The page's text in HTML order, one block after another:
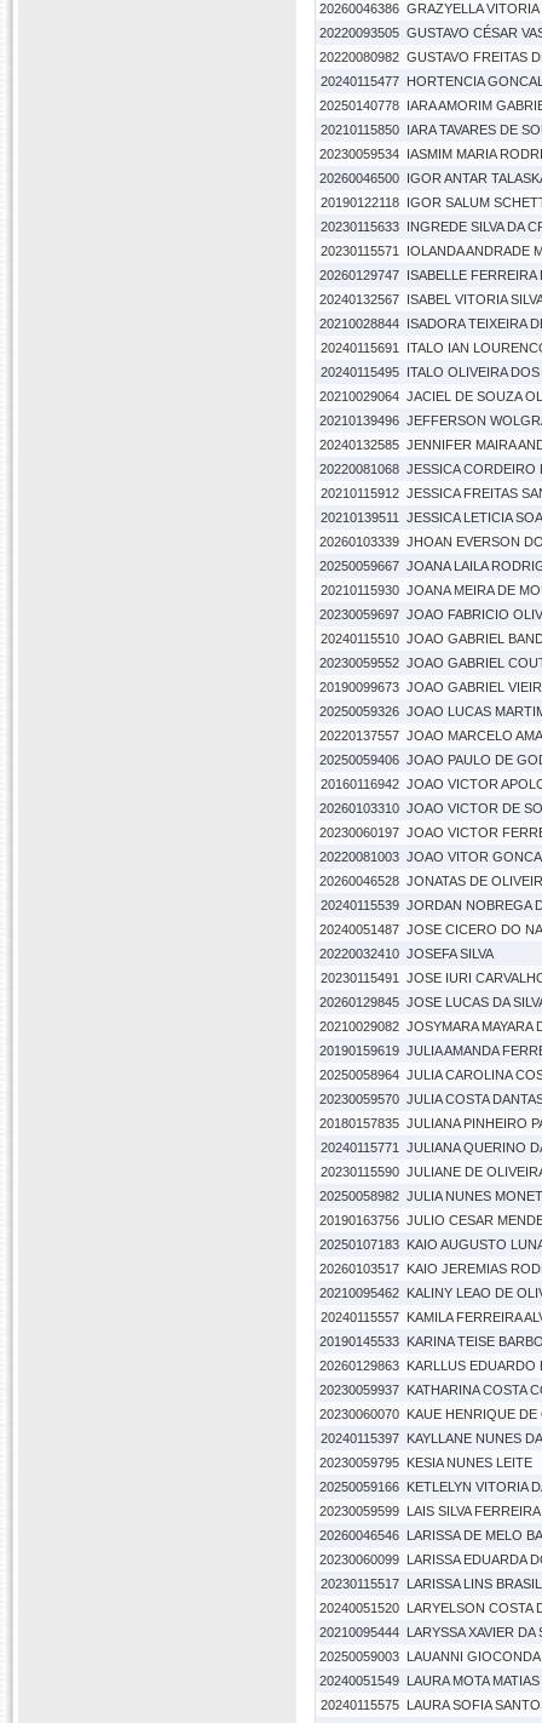
20260046386 GRAZYELLA VITORIA
20220093505 GUSTAVO CÉSAR
20220080982 GUSTAVO FREITAS
20240115477
HORTENCIA
20250140778 IARA AMORIM
20210115850
IARA TAVARES DE
20230059534 IASMIM MARIA
20260046500 IGOR ANTAR
20190122118
IGOR SALUM
20230115633
INGREDE SILVA DA
20230115571
IOLANDA ANDRADE
20260129747 ISABELLE
20240132567 ISABEL VITORIA
20210028844 ISADORA TEIXEIRA
20240115691
ITALO IAN
20240115495
ITALO OLIVEIRA
20210029064 JACIEL DE SOUZA
20210139496 JEFFERSON
20240132585 JENNIFER MAIRA
20220081068 JESSICA CORDEIRO
20210115912 JESSICA FREITAS
20210139511
JESSICA LETICIA
20260103339 JHOAN EVERSON
20250059667 JOANA LAILA
20210115930 JOANA MEIRA DE
20230059697 JOAO FABRICIO
20240115510 JOAO GABRIEL
20230059552 JOAO GABRIEL
20190099673 JOAO GABRIEL
20250059326 JOAO LUCAS
20220137557 JOAO MARCELO
20250059406 JOAO PAULO DE
20160116942 JOAO VICTOR
20260103310 JOAO VICTOR DE
20230060197 JOAO VICTOR
20220081003 JOAO VITOR
20260046528 JONATAS DE
20240115539 JORDAN NOBREGA
20240051487 JOSE CICERO DO
20220032410 JOSEFA SILVA
20230115491
JOSE IURI
20260129845 JOSE LUCAS DA
20210029082 JOSYMARA MAYARA
20190159619 JULIA AMANDA
20250058964 JULIA CAROLINA
20230059570 JULIA COSTA
20180157835 JULIANA PINHEIRO
20240115771
JULIANA QUERINO
20230115590 JULIANE DE
20250058982 JULIA NUNES
20190163756 JULIO CESAR
20250107183 KAIO AUGUSTO
20260103517 KAIO JEREMIAS
20210095462 KALINY LEAO DE
20240115557
KAMILA FERREIRA
20190145533 KARINA TEISE
20260129863 KARLLUS EDUARDO
20230059937 KATHARINA COSTA
20230060070 KAUE HENRIQUE
20240115397
KAYLLANE NUNES
20230059795 KESIA NUNES LEITE
20250059166 KETLELYN VITORIA
20230059599 LAIS SILVA
20260046546 LARISSA DE MELO
20230060099 LARISSA EDUARDA
20230115517
LARISSA LINS
20240051520 LARYELSON COSTA
20210095444 LARYSSA XAVIER DA
20250059003 LAUANNI GIOCONDA
20240051549 LAURA MOTA MATIAS
20240115575
LAURA SOFIA